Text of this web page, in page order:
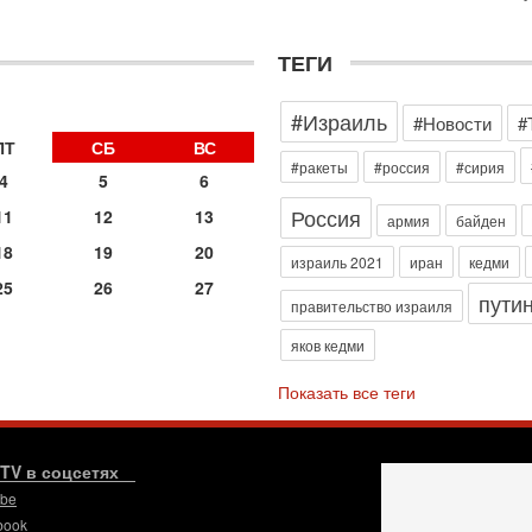
СБ
ВС
4 5
6
12
13
19
20
26
27
ТЕГИ
#Израиль
#Новости
#ракеты #россия #сирия
Россия армия байден
израиль 2021 иран кедми
правительство израиля путин
яков кедми
Показать все теги
в соцсетях